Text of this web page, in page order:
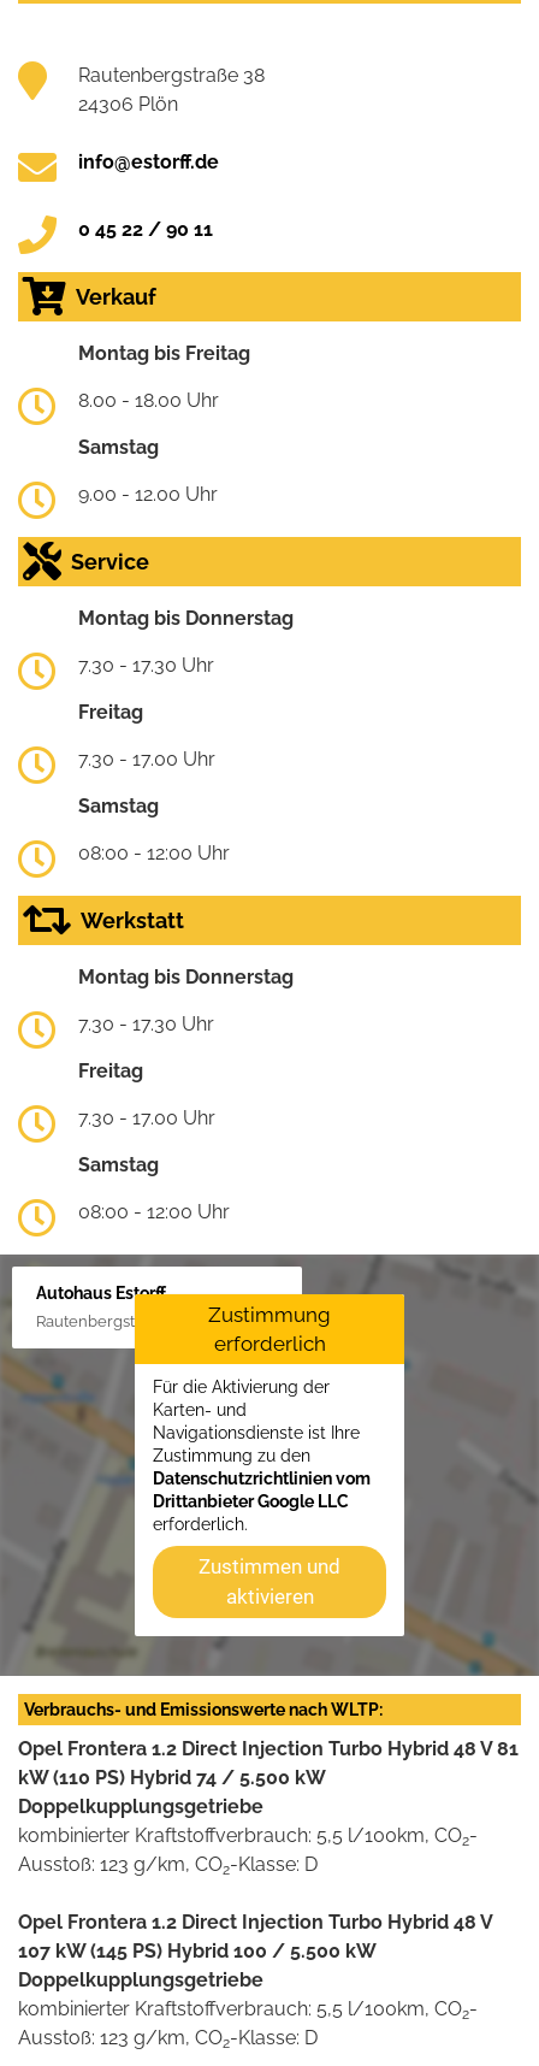
Rautenbergstraße 38
24306 Plön
info@estorff.de
0 45 22 / 90 11
Verkauf
Montag bis Freitag
8.00 - 18.00 Uhr
Samstag
9.00 - 12.00 Uhr
Service
Montag bis Donnerstag
7.30 - 17.30 Uhr
Freitag
7.30 - 17.00 Uhr
Samstag
08:00 - 12:00 Uhr
Werkstatt
Montag bis Donnerstag
7.30 - 17.30 Uhr
Freitag
7.30 - 17.00 Uhr
Samstag
08:00 - 12:00 Uhr
Autohaus Estorff
Rautenbergstraße 38, 24306 Plön
Zustimmung
erforderlich
Für die Aktivierung der
Karten- und
Navigationsdienste ist Ihre
Zustimmung zu den
Datenschutzrichtlinien vom
Drittanbieter Google LLC
erforderlich.
Zustimmen und
aktivieren
Verbrauchs- und Emissionswerte nach WLTP:
Opel Frontera 1.2 Direct Injection Turbo Hybrid 48 V 81
kW (110 PS) Hybrid 74 / 5.500 kW
Doppelkupplungsgetriebe
kombinierter Kraftstoffverbrauch: 5,5 l/100km, CO2-
Ausstoß: 123 g/km, CO2-Klasse: D
Opel Frontera 1.2 Direct Injection Turbo Hybrid 48 V
107 kW (145 PS) Hybrid 100 / 5.500 kW
Doppelkupplungsgetriebe
kombinierter Kraftstoffverbrauch: 5,5 l/100km, CO2-
Ausstoß: 123 g/km, CO2-Klasse: D